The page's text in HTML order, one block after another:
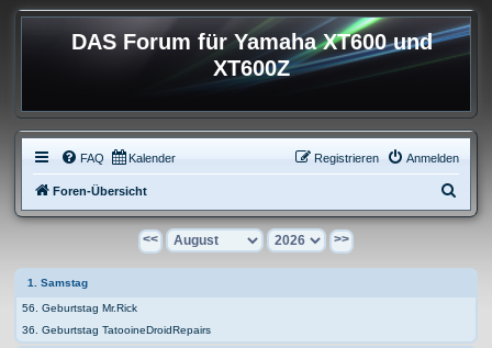
DAS Forum für Yamaha XT600 und
XT600Z
FAQ Kalender Anmelden
Registrieren
Foren-Übersicht
u
h
<< >>
1. Samstag
56. Geburtstag Mr.Rick
36. Geburtstag TatooineDroidRepairs